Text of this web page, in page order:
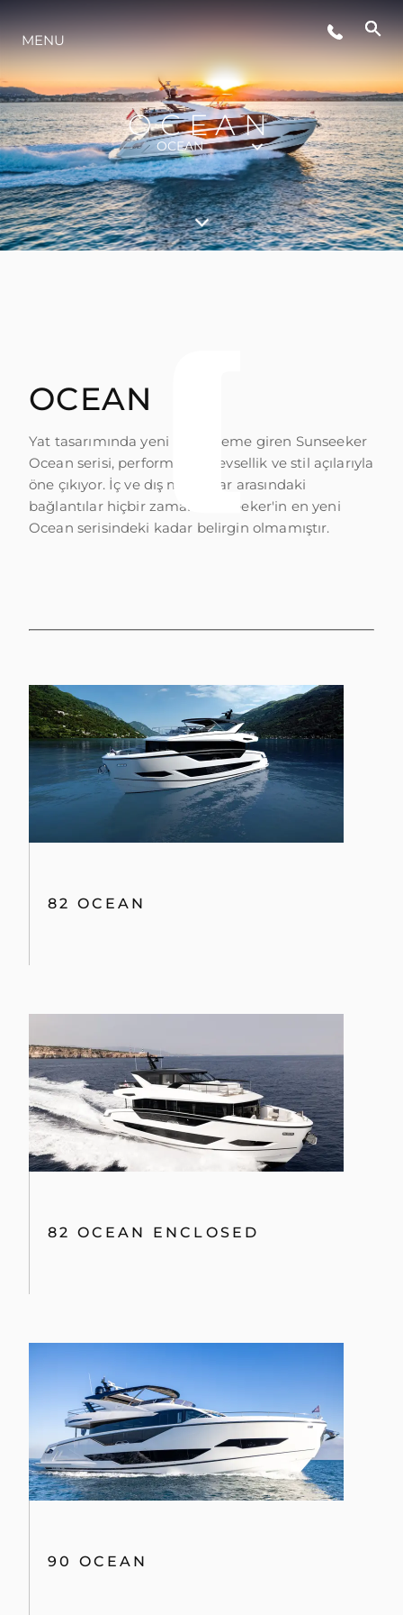
YAŞAM ŞEKLİ
YENILIK
ŞİRKET
EKIP
ÖĞRENIN
MENU
OCEAN
OCEAN
OCEAN
Yat tasarımında yeni bir döneme giren Sunseeker
Ocean serisi, performans, işlevsellik ve stil açılarıyla
öne çıkıyor. İç ve dış mekanlar arasındaki
bağlantılar hiçbir zaman Sunseeker'in en yeni
Ocean serisindeki kadar belirgin olmamıştır.
82 OCEAN
82 OCEAN ENCLOSED
90 OCEAN